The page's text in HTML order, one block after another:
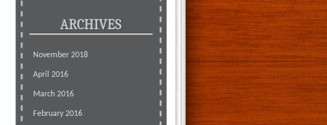
ARCHIVES
November 2018
April 2016
March 2016
February 2016